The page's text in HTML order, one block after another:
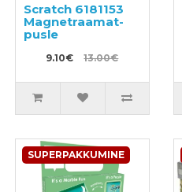
Scratch 6181153
Magnetraamat-
pusle
9.10€ 13.00€
SUPERPAKKUMINE